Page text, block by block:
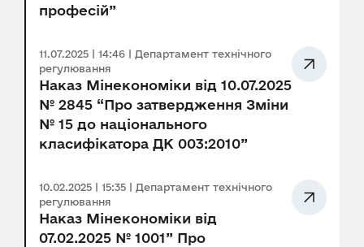
професій”
11.07.2025 | 14:46 | Департамент технічного
регулювання
Наказ Мінекономіки від 10.07.2025
№ 2845 “Про затвердження Зміни
№ 15 до національного
класифікатора ДК 003:2010”
10.02.2025 | 15:35 | Департамент технічного
регулювання
Наказ Мінекономіки від
07.02.2025 № 1001” Про